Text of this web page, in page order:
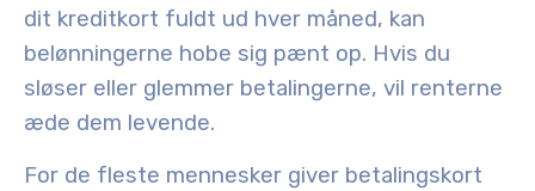
dit kreditkort fuldt ud hver måned, kan
belønningerne hobe sig pænt op. Hvis du
sløser eller glemmer betalingerne, vil renterne
æde dem levende.
For de fleste mennesker giver betalingskort